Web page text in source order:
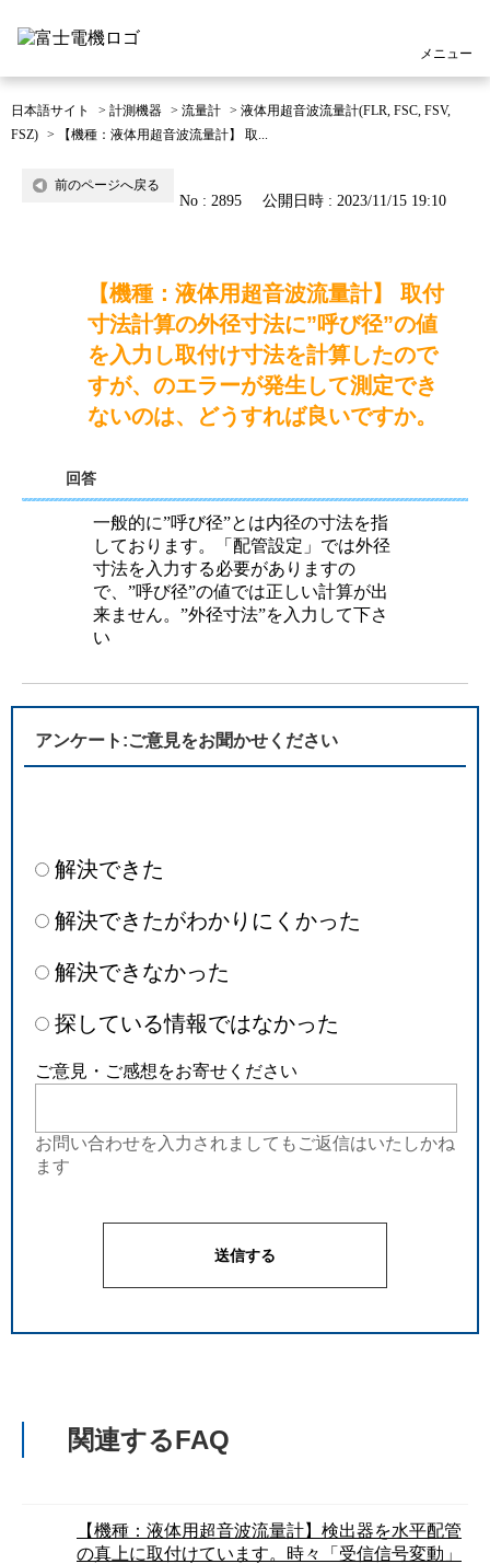
メニュー
日本語サイト > 計測機器 > 流量計 > 液体用超音波流量計(FLR, FSC, FSV,
FSZ) > 【機種：液体用超音波流量計】 取...
前のページへ戻る
No : 2895 公開日時 : 2023/11/15 19:10
【機種：液体用超音波流量計】 取付
寸法計算の外径寸法に”呼び径”の値
を入力し取付け寸法を計算したので
すが、のエラーが発生して測定でき
ないのは、どうすれば良いですか。
回答
一般的に”呼び径”とは内径の寸法を指
しております。「配管設定」では外径
寸法を入力する必要がありますの
で、”呼び径”の値では正しい計算が出
来ません。”外径寸法”を入力して下さ
い
アンケート:ご意見をお聞かせください
解決できた
解決できたがわかりにくかった
解決できなかった
探している情報ではなかった
ご意見・ご感想をお寄せください
お問い合わせを入力されましてもご返信はいたしかね
ます
関連するFAQ
【機種：液体用超音波流量計】検出器を水平配管
の真上に取付けています。時々「受信信号変動」